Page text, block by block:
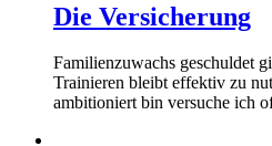
Die Versicherung
Familienzuwachs geschuldet
Trainieren bleibt effektiv zu
ambitioniert bin versuche ich